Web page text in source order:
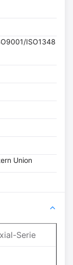
ISO1348
Union
Serie